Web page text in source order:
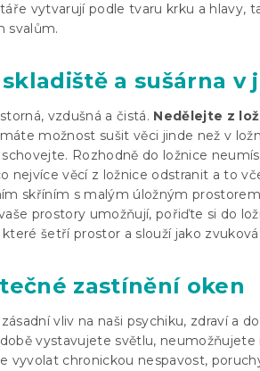
vytvarují podle tvaru krku a hlavy,
svalům.
a sušárna v
vzdušná a čistá. Nedělejte z
možnost sušit věci jinde než v
schovejte. Rozhodně do ložnice
nejvíce věcí z ložnice odstranit a to
skříním s malým úložným
prostory umožňují, pořiďte si do
šetří prostor a slouží jako zvuková
zastínění oken
vliv na naši psychiku, zdraví a
vystavujete světlu,
vyvolat chronickou nespavost,